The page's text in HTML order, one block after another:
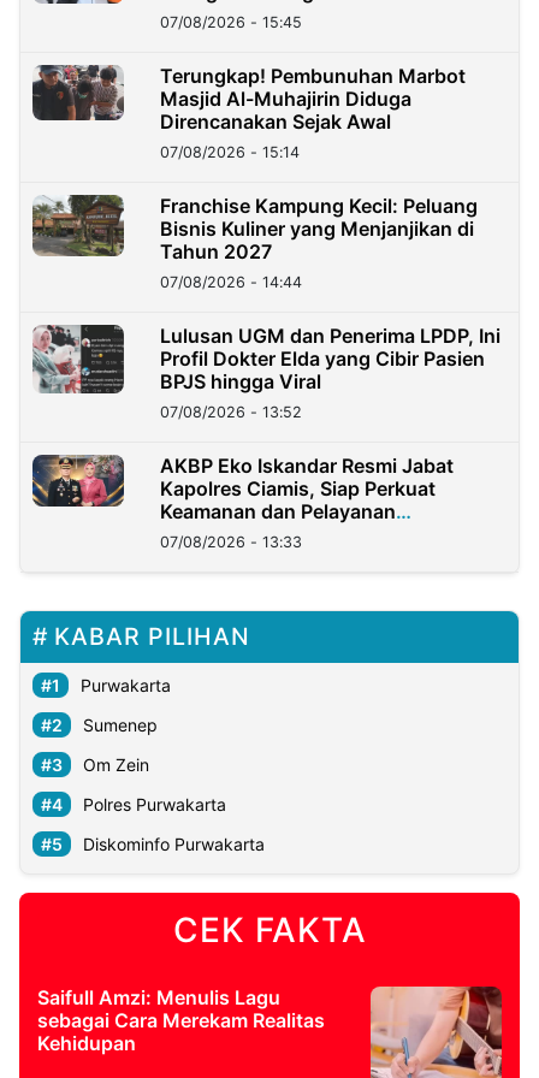
07/08/2026 - 15:45
Terungkap! Pembunuhan Marbot
Masjid Al-Muhajirin Diduga
Direncanakan Sejak Awal
07/08/2026 - 15:14
Franchise Kampung Kecil: Peluang
Bisnis Kuliner yang Menjanjikan di
Tahun 2027
07/08/2026 - 14:44
Lulusan UGM dan Penerima LPDP, Ini
Profil Dokter Elda yang Cibir Pasien
BPJS hingga Viral
07/08/2026 - 13:52
AKBP Eko Iskandar Resmi Jabat
Kapolres Ciamis, Siap Perkuat
Keamanan dan Pelayanan
Masyarakat
07/08/2026 - 13:33
KABAR PILIHAN
Purwakarta
Sumenep
Om Zein
Polres Purwakarta
Diskominfo Purwakarta
CEK FAKTA
Saifull Amzi: Menulis Lagu
sebagai Cara Merekam Realitas
Kehidupan